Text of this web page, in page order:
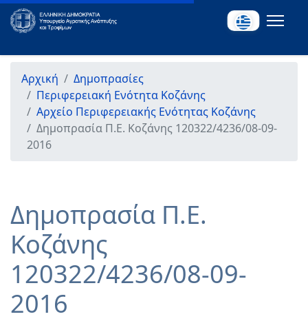
Αρχική
Δημοπρασίες
Περιφερειακή Ενότητα Κοζάνης
Αρχείο Περιφερειακής Ενότητας Κοζάνης
Δημοπρασία Π.Ε. Κοζάνης 120322/4236/08-09-
2016
Δημοπρασία Π.Ε.
Κοζάνης
120322/4236/08-09-
2016